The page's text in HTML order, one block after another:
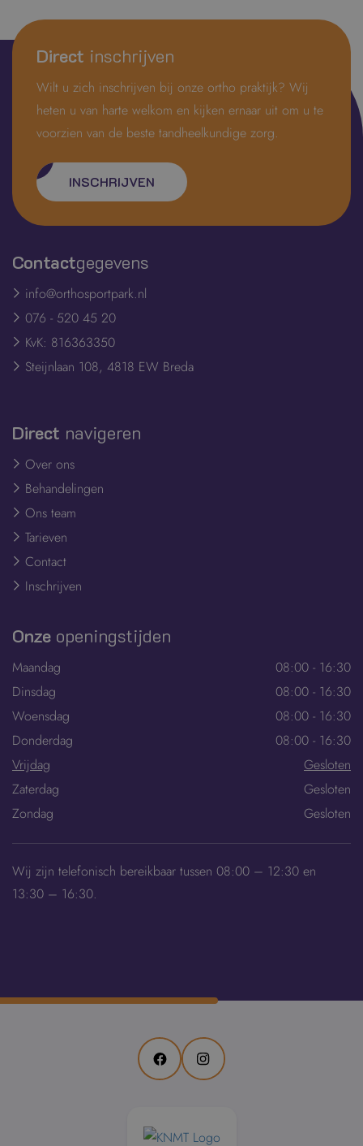
Direct inschrijven
Wilt u zich inschrijven bij onze ortho praktijk? Wij
heten u van harte welkom en kijken ernaar uit om u te
voorzien van de beste tandheelkundige zorg.
INSCHRIJVEN
Contactgegevens
info@orthosportpark.nl
076 - 520 45 20
KvK: 816363350
Steijnlaan 108, 4818 EW Breda
Direct navigeren
Over ons
Behandelingen
Ons team
Tarieven
Contact
Inschrijven
Onze openingstijden
Maandag
08:00 - 16:30
Dinsdag
08:00 - 16:30
Woensdag
08:00 - 16:30
Donderdag
08:00 - 16:30
Vrijdag
Gesloten
Zaterdag
Gesloten
Zondag
Gesloten
Wij zijn telefonisch bereikbaar tussen 08:00 – 12:30 en
13:30 – 16:30.